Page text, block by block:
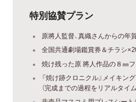
特別協賛プラン
原將人監督、真織さんからの年
全国共通劇場鑑賞券＆チラシ
焼け残った原 將人作品の８㎜
『焼け跡クロニクル』メイキン
（完成までの過程をリアルタイ